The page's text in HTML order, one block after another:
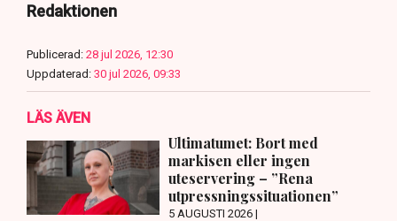
Redaktionen
Publicerad: 28 jul 2026, 12:30
Uppdaterad: 30 jul 2026, 09:33
LÄS ÄVEN
Ultimatumet: Bort med
markisen eller ingen
uteservering – ”Rena
utpressningssituationen”
5 AUGUSTI 2026 |